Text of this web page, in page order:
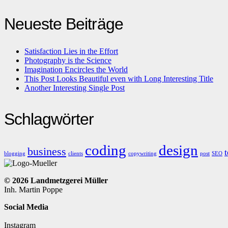
Neueste Beiträge
Satisfaction Lies in the Effort
Photography is the Science
Imagination Encircles the World
This Post Looks Beautiful even with Long Interesting Title
Another Interesting Single Post
Schlagwörter
blogging business clients coding copywriting design post SEO
© 2026 Landmetzgerei Müller
Inh. Martin Poppe
Social Media
Instagram